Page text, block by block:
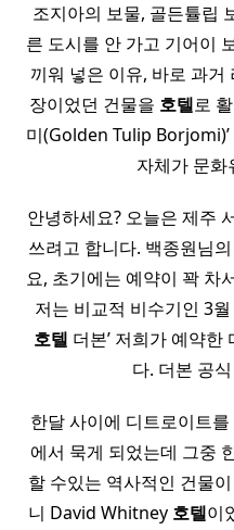
조지아의 보물, 골든튤립
른 도시를 안 가고 기어이
끼워 넣은 이유, 바로 과거
장이었던 건물을 호텔로
미(Golden Tulip Borjomi)’
자체가 문
안녕하세요? 오늘은 제주
쓰려고 합니다. 백종원님의
요, 초기에는 예약이 꽉 차
저는 비교적 비수기인 3
호텔 더본’ 저희가 예약한
다. 더본 공
한달 사이에 디트로이트
에서 묵게 되었는데 그중
할 수있는 역사적인 건물이
니 David Whitney 호텔이